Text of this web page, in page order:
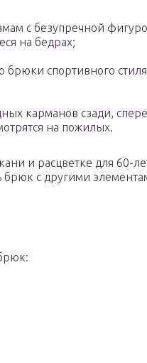
с безупречной
на бедрах;
брюки спортивного
карманов сзади,
на пожилых.
и расцветке для 60-
брюк с другими